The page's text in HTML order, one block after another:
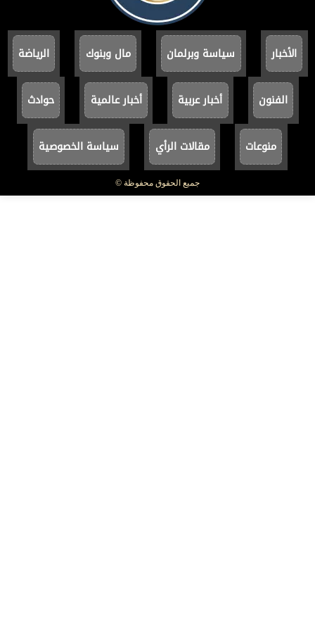
الأخبار سياسة وبرلمان مال وبنوك الرياضة
الفنون أخبار عربية أخبار عالمية حوادث
منوعات مقالات الرأي سياسة الخصوصية
جميع الحقوق محفوظة ©